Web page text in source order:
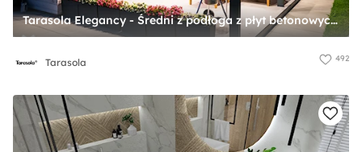
Tarasola Elegancy - Średni z podłoga z płyt betonowych z meblami ogrodowymi z donicami na kwiaty taras z tyłu domu, styl nowoczesny - zdjęcie od Tarasola
Tarasola 492